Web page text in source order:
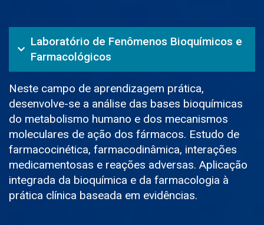
Laboratório de Fenômenos Bioquímicos e
Farmacológicos
Neste campo de aprendizagem prática,
desenvolve-se a análise das bases bioquímicas
do metabolismo humano e dos mecanismos
moleculares de ação dos fármacos. Estudo de
farmacocinética, farmacodinâmica, interações
medicamentosas e reações adversas. Aplicação
integrada da bioquímica e da farmacologia à
prática clínica baseada em evidências.